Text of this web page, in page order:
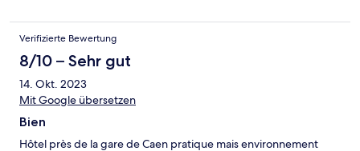
Verifizierte Bewertung
8/10 – Sehr gut
14. Okt. 2023
Mit Google übersetzen
Bien
Hôtel près de la gare de Caen pratique mais environnement